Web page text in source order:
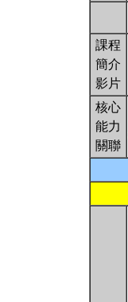
課程
簡介
影片
核心
能力
關聯